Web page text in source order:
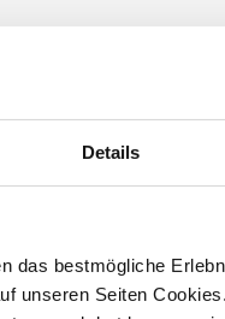
Details
das bestmögliche
unseren Seiten
3/3: Login-
Passwort
min. 6 Zeichen